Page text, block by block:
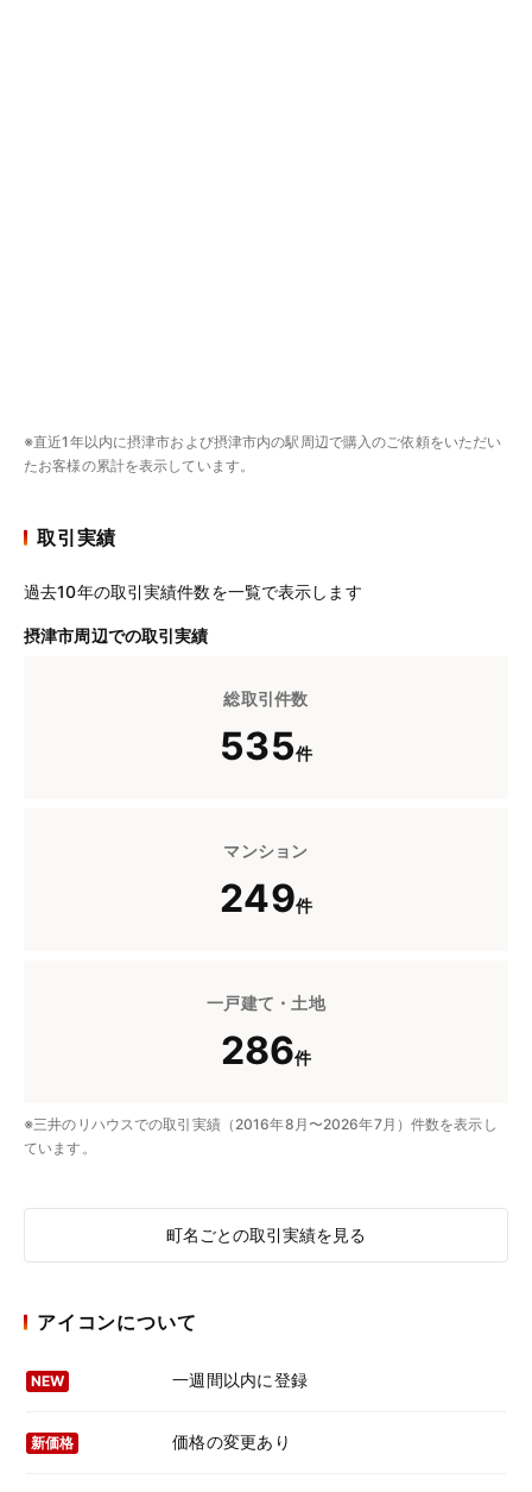
※直近1年以内に摂津市および摂津市内の駅周辺で購入のご依頼をいただい
たお客様の累計を表示しています。
取引実績
過去10年の取引実績件数を一覧で表示します
摂津市周辺での取引実績
総取引件数
535件
マンション
249件
一戸建て・土地
286件
※三井のリハウスでの取引実績（2016年8月〜2026年7月）件数を表示し
ています。
町名ごとの取引実績を見る
アイコンについて
NEW 一週間以内に登録
新価格 価格の変更あり